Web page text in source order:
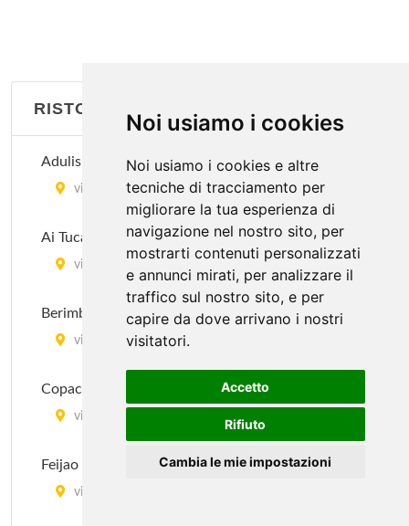
Noi usiamo i cookies
Noi usiamo i cookies e altre
tecniche di tracciamento per
migliorare la tua esperienza di
navigazione nel nostro sito, per
mostrarti contenuti personalizzati
e annunci mirati, per analizzare il
traffico sul nostro sito, e per
capire da dove arrivano i nostri
visitatori.
Accetto
Rifiuto
Cambia le mie impostazioni
RISTORANTI BRASILIANI
Adulis Pau Brasil
via Melzo 24, Milano
Ai Tucani
via Novara 342, Milano
Berimbao
via Marghera 43, Milano
Copacabana
via Giuseppe Tartini 13, Milano
Feijao Com Arroz
via Gian Francesco Pizzi 18, Milano